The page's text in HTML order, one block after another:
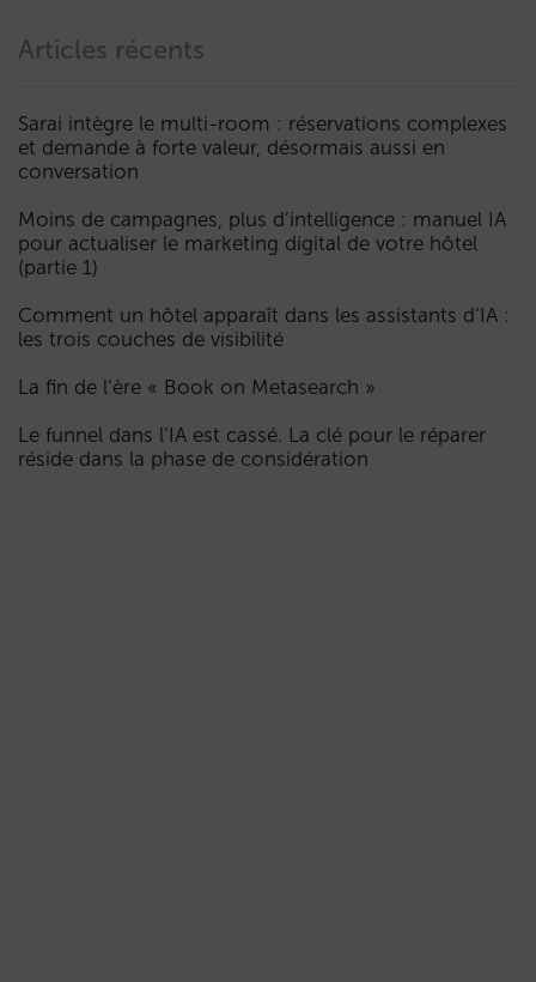
Articles récents
Sarai intègre le multi-room : réservations complexes
et demande à forte valeur, désormais aussi en
conversation
Moins de campagnes, plus d’intelligence : manuel IA
pour actualiser le marketing digital de votre hôtel
(partie 1)
Comment un hôtel apparaît dans les assistants d’IA :
les trois couches de visibilité
La fin de l’ère « Book on Metasearch »
Le funnel dans l’IA est cassé. La clé pour le réparer
réside dans la phase de considération